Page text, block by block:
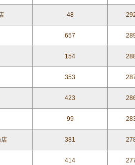
48
657
154
353
423
99
381
414